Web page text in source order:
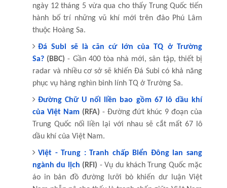
ngày 12 tháng 5 vừa qua cho thấy Trung Quốc tiến
hành bố trí những vũ khí mới trên đảo Phú Lâm
thuộc Hoàng Sa.
Đá Subi sẽ là căn cứ lớn của TQ ở Trường
Sa?(BBC)- Gần 400 tòa nhà mới, sân tập, thiết bị
radar và nhiều cơ sở sẽ khiến Đá Subi có khả năng
phục vụ hàng nghìn binh lính TQ ở Trường Sa.
Đường Chữ U nối liền bao gồm 67 lô dầu khí
của Việt Nam(RFA) - Đường đứt khúc 9 đoạn của
Trung Quốc nối liền lại với nhau sẽ cắt mất 67 lô
dầu khí của Việt Nam.
Việt - Trung : Tranh chấp Biển Đông lan sang
ngành du lịch (RFI) - Vụ du khách Trung Quốc mặc
áo in bản đồ đường lưỡi bò khiến dư luận Việt